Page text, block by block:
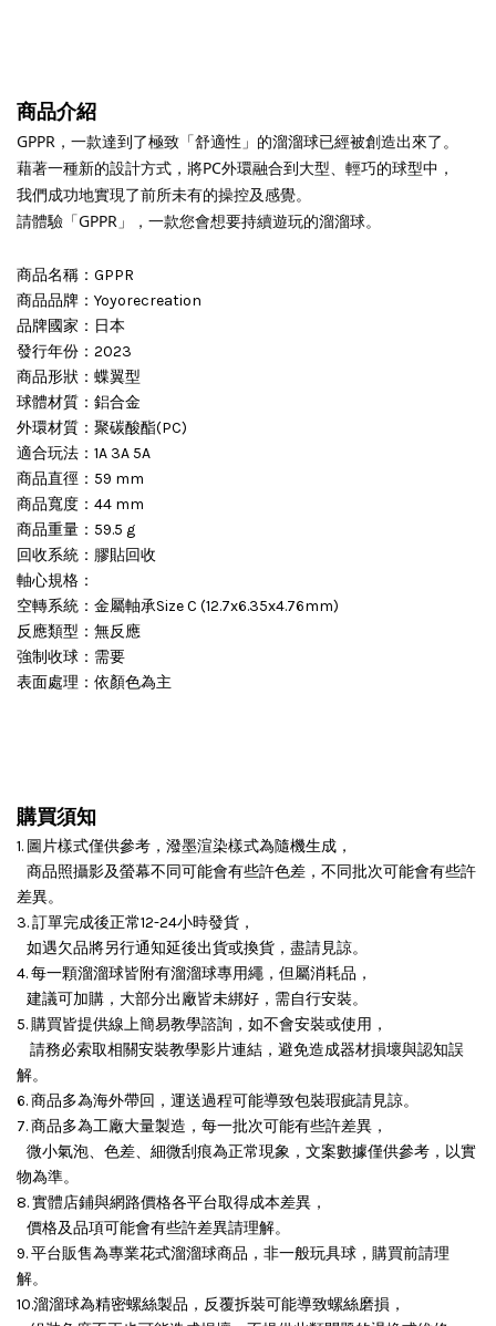
商品介紹
GPPR， 一款達到了極致「舒適性」的溜溜球已經被創造出來了。
藉著一種新的設計方式，將PC外環融合到大型、輕巧的球型中，
我們成功地實現了前所未有的操控及感覺。
請體驗「GPPR」，一款您會想要持續遊玩的溜溜球。
商品名稱：GPPR
商品品牌：Yoyorecreation
品牌國家：日本
發行年份：2023
商品形狀：蝶翼型
球體材質：鋁合金
外環材質：聚碳酸酯(PC)
適合玩法：1A 3A 5A
商品直徑：59 mm
商品寬度：44 mm
商品重量：59.5 g
回收系統：膠貼回收
軸心規格：
空轉系統：金屬軸承Size C (12.7x6.35x4.76mm)
反應類型：無反應
強制收球：需要
表面處理：依顏色為主
購買須知
1. 圖片樣式僅供參考，潑墨渲染樣式為隨機生成，
商品照攝影及螢幕不同可能會有些許色差，不同批次可能會有些許
差異。
3. 訂單完成後正常12-24小時發貨，
如遇欠品將另行通知延後出貨或換貨，盡請見諒。
4. 每一顆溜溜球皆附有溜溜球專用繩，但屬消耗品，
建議可加購，大部分出廠皆未綁好，需自行安裝。
5. 購買皆提供線上簡易教學諮詢，如不會安裝或使用，
請務必索取相關安裝教學影片連結，避免造成器材損壞與認知誤
解。
6. 商品多為海外帶回，運送過程可能導致包裝瑕疵請見諒。
7. 商品多為工廠大量製造，每一批次可能有些許差異，
微小氣泡、色差、細微刮痕為正常現象，文案數據僅供參考，以實
物為準。
8. 實體店鋪與網路價格各平台取得成本差異，
價格及品項可能會有些許差異請理解。
9. 平台販售為專業花式溜溜球商品，非一般玩具球，購買前請理
解。
10.溜溜球為精密螺絲製品，反覆拆裝可能導致螺絲磨損，